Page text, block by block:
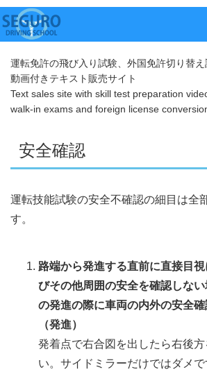
運転免許の飛び入り試験、外国免許切り替
動画付きテキスト販売サイト
Text sales site with skill test preparation
walk-in exams and foreign license
安全確認
運転技能試験の安全不確認の細目は全
す。
路端から発進する直前に直接目
びその他周囲の安全を確認しな
の発進の際に車両の内外の安全
（発進）
発着点で右合図を出したら右後
い。サイドミラーだけではダメで